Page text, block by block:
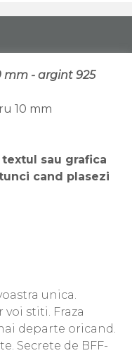
mm - argint 925
10 mm
sau grafica
cand plasezi
unica.
stiti. Fraza
departe oricand.
Secrete de BFF-